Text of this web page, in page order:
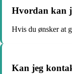
Hvordan kan
Hvis du ønsker at
Kan jeg